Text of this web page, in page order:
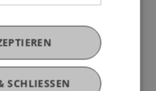
Verzeichnis